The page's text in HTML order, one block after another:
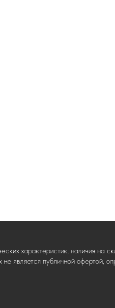
характеристик, наличия на
является публичной офертой,